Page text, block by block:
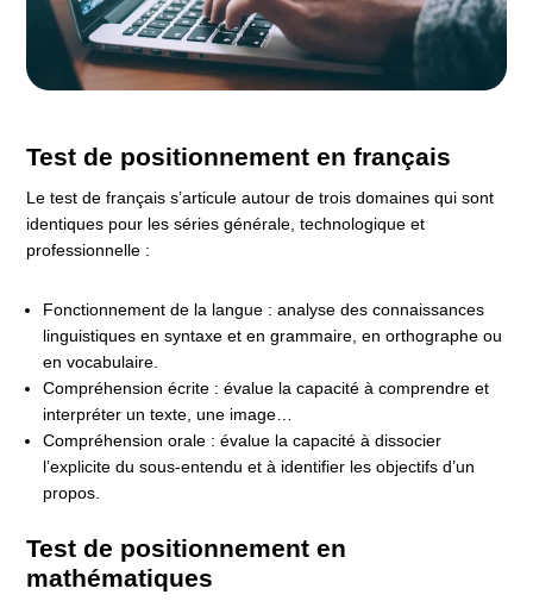
Test de positionnement en français
Le test de français s’articule autour de trois domaines qui sont
identiques pour les séries générale, technologique et
professionnelle :
Fonctionnement de la langue : analyse des connaissances
linguistiques en syntaxe et en grammaire, en orthographe ou
en vocabulaire.
Compréhension écrite : évalue la capacité à comprendre et
interpréter un texte, une image…
Compréhension orale : évalue la capacité à dissocier
l’explicite du sous-entendu et à identifier les objectifs d’un
propos.
Test de positionnement en
mathématiques